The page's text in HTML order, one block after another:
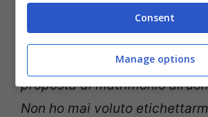
pubblicamente uscito allo
proprio oraValerio Scanuha
“In realtà ho semplicemente
proposta di matrimonio
Non ho mai voluto
Consent
Manage options